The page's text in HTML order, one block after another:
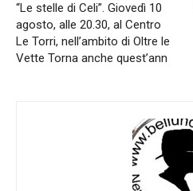
“Le stelle di Celi”. Giovedì 10
agosto, alle 20.30, al Centro
Le Torri, nell’ambito di Oltre le
Vette Torna anche quest’ann